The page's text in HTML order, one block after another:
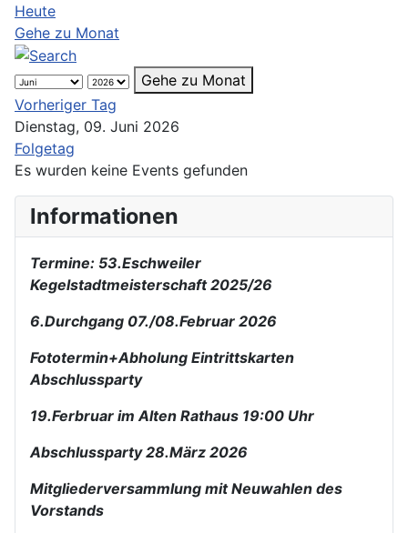
Heute
Gehe zu Monat
Gehe zu Monat
Vorheriger Tag
Dienstag, 09. Juni 2026
Folgetag
Es wurden keine Events gefunden
Informationen
Termine: 53.Eschweiler
Kegelstadtmeisterschaft 2025/26
6.Durchgang 07./08.Februar 2026
Fototermin+Abholung Eintrittskarten
Abschlussparty
19.Ferbruar im Alten Rathaus 19:00 Uhr
Abschlussparty 28.März 2026
Mitgliederversammlung mit Neuwahlen des
Vorstands